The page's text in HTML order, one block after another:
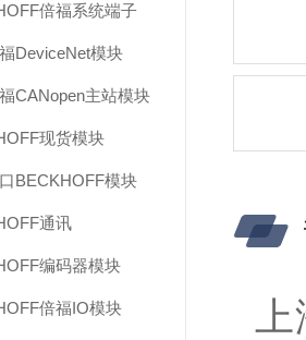
倍福系统端子
DeviceNet模块
CANopen主站模块
现货模块
BECKHOFF模块
通讯
编码器模块
倍福IO模块